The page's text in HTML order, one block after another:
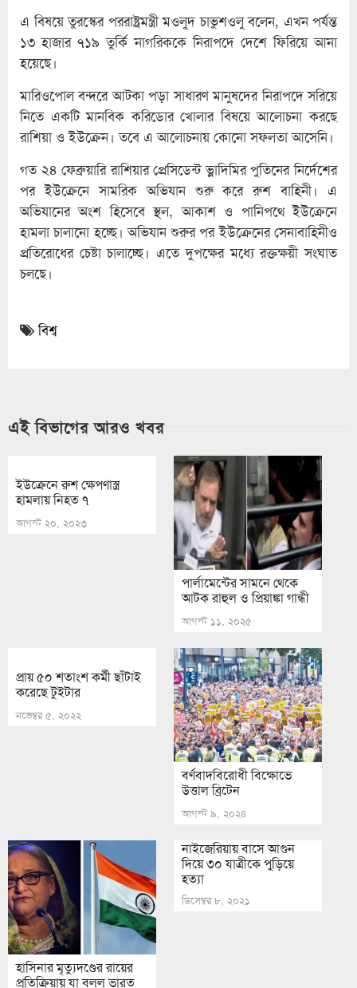
এ বিষয়ে তুরস্কের পররাষ্ট্রমন্ত্রী মওলুদ চাভুশওলু বলেন, এখন পর্যন্ত
১৩ হাজার ৭১৯ তুর্কি নাগরিককে নিরাপদে দেশে ফিরিয়ে আনা
হয়েছে।
মারিওপোল বন্দরে আটকা পড়া সাধারণ মানুষদের নিরাপদে সরিয়ে
নিতে একটি মানবিক করিডোর খোলার বিষয়ে আলোচনা করছে
রাশিয়া ও ইউক্রেন। তবে এ আলোচনায় কোনো সফলতা আসেনি।
গত ২৪ ফেব্রুয়ারি রাশিয়ার প্রেসিডেন্ট ভ্লাদিমির পুতিনের নির্দেশের
পর ইউক্রেনে সামরিক অভিযান শুরু করে রুশ বাহিনী। এ
অভিযানের অংশ হিসেবে স্থল, আকাশ ও পানিপথে ইউক্রেনে
হামলা চালানো হচ্ছে। অভিযান শুরুর পর ইউক্রেনের সেনাবাহিনীও
প্রতিরোধের চেষ্টা চালাচ্ছে। এতে দুপক্ষের মধ্যে রক্তক্ষয়ী সংঘাত
চলছে।
বিশ্ব
এই বিভাগের আরও খবর
ইউক্রেনে রুশ ক্ষেপণাস্ত্র
হামলায় নিহত ৭
আগস্ট ২০, ২০২৩
পার্লামেন্টের সামনে থেকে
আটক রাহুল ও প্রিয়াঙ্কা গান্ধী
আগস্ট ১১, ২০২৫
প্রায় ৫০ শতাংশ কর্মী ছাঁটাই
করেছে টুইটার
নভেম্বর ৫, ২০২২
বর্ণবাদবিরোধী বিক্ষোভে
উত্তাল ব্রিটেন
আগস্ট ৯, ২০২৪
হাসিনার মৃত্যুদণ্ডের রায়ের
প্রতিক্রিয়ায় যা বলল ভারত
নাইজেরিয়ায় বাসে আগুন
দিয়ে ৩০ যাত্রীকে পুড়িয়ে
হত্যা
ডিসেম্বর ৮, ২০২১